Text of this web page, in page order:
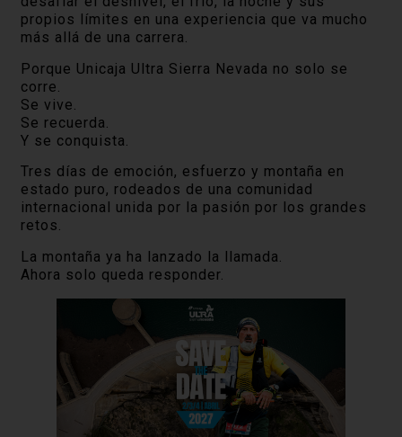
propios límites en una experiencia que va mucho
más allá de una carrera.
Porque Unicaja Ultra Sierra Nevada no solo se
corre.
Se vive.
Se recuerda.
Y se conquista.
Tres días de emoción, esfuerzo y montaña en
estado puro, rodeados de una comunidad
internacional unida por la pasión por los grandes
retos.
La montaña ya ha lanzado la llamada.
Ahora solo queda responder.